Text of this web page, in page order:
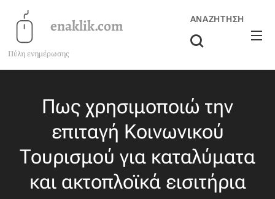
enaklik.com
Πύλη ενημέρωσης
ΑΝΑΖΉΤΗΣΗ
Πως χρησιμοποιώ την
επιταγή Κοινωνικού
Τουρισμού για καταλύματα
και ακτοπλοϊκά εισιτήρια